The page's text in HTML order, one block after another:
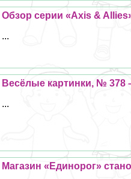
Обзор серии «Axis &
...
Весёлые картинки, № 378
...
Магазин «Единорог»